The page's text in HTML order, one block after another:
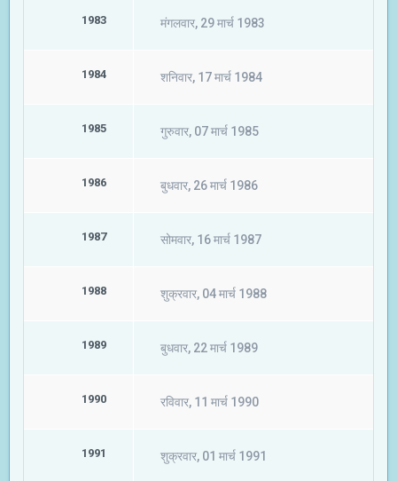
1983 मंगलवार, 29 मार्च 1983
1984 शनिवार, 17 मार्च 1984
1985 गुरुवार, 07 मार्च 1985
1986 बुधवार, 26 मार्च 1986
1987 सोमवार, 16 मार्च 1987
1988 शुक्रवार, 04 मार्च 1988
1989 बुधवार, 22 मार्च 1989
1990 रविवार, 11 मार्च 1990
1991 शुक्रवार, 01 मार्च 1991